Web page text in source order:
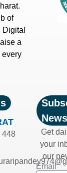
of
Digital
a
every
448
Get
your
our
Email